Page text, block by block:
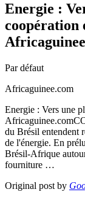
Energie :
coopération
Par défaut
Africaguinee.com
Energie : Vers une
du Brésil entendent
de l'énergie. En
Brésil-Afrique
fourniture …
Original post by